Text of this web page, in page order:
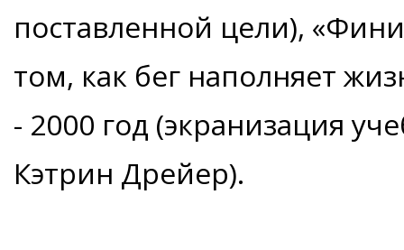
поставленной цели),
том, как бег наполняет
- 2000 год (экранизация
Кэтрин Дрейер).